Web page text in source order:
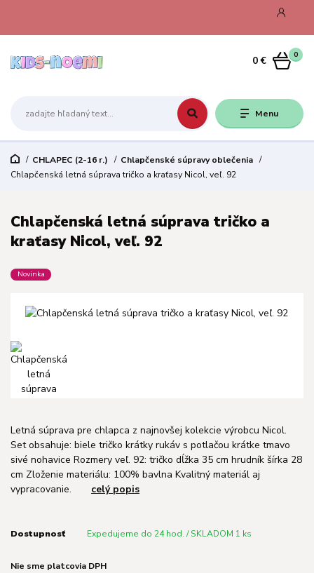
Menu
0
0 €
CHLAPEC (2-16 r.)
Chlapčenské súpravy oblečenia
Chlapčenská letná súprava tričko a kraťasy Nicol, veľ. 92
Chlapčenská letná súprava tričko a
kraťasy Nicol, veľ. 92
Novinka
Letná súprava pre chlapca z najnovšej kolekcie výrobcu Nicol.
Set obsahuje: biele tričko krátky rukáv s potlačou krátke tmavo
sivé nohavice Rozmery veľ. 92: tričko dĺžka 35 cm hrudník šírka 28
cm Zloženie materiálu: 100% bavlna Kvalitný materiál aj
vypracovanie. celý popis
Dostupnosť Expedujeme do 24 hod. / SKLADOM 1 ks
Nie sme platcovia DPH